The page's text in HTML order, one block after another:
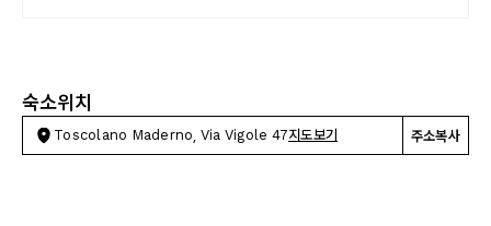
숙소위치
Toscolano Maderno, Via Vigole 47지도보기 주소복사